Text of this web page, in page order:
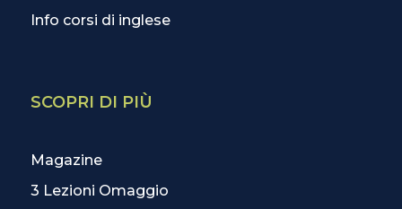
Info corsi di inglese
SCOPRI DI PIÙ
Magazine
3 Lezioni Omaggio